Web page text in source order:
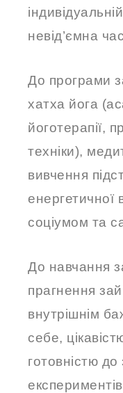
невід’ємна
До програми
хатха йога
йоготерапії,
техніки),
вивчення
енергетичної
соціумом та
До навчання
прагнення
внутрішнім
себе,
готовністю